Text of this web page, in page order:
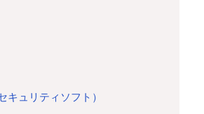
ュリティソフト）